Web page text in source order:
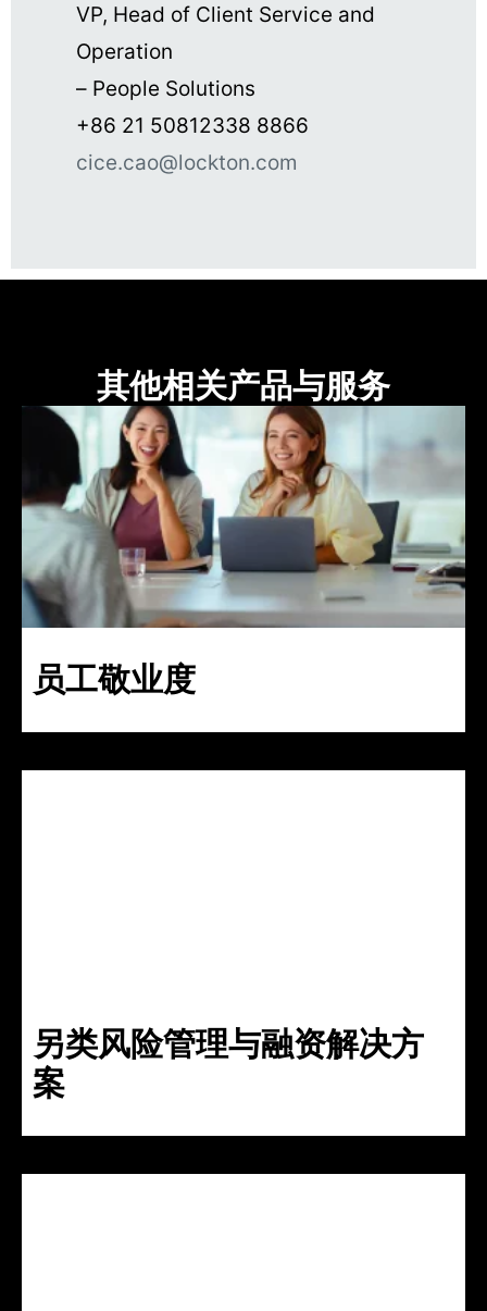
VP, Head of Client Service and
Operation
– People Solutions
+86 21 50812338 8866
cice.cao@lockton.com
其他相关产品与服务
员工敬业度
另类风险管理与融资解决方
案